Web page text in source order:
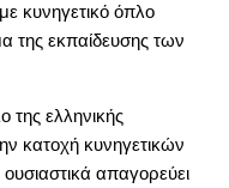
κυνηγετικό όπλο
της εκπαίδευσης των
της ελληνικής
κατοχή κυνηγετικών
απαγορεύει